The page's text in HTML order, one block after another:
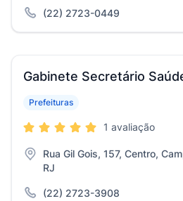
(22) 2723-0449
Gabinete Secretário
Prefeituras
1 avaliação
Rua Gil Gois, 157, Centro,
RJ
(22) 2723-3908